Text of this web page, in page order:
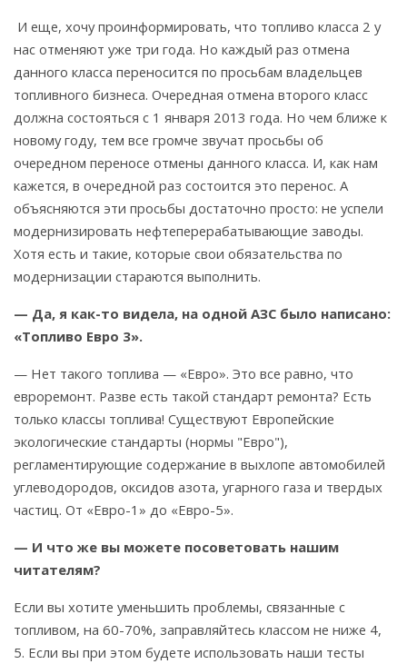
И еще, хочу проинформировать, что топливо класса 2 у
нас отменяют уже три года. Но каждый раз отмена
данного класса переносится по просьбам владельцев
топливного бизнеса. Очередная отмена второго класс
должна состояться с 1 января 2013 года. Но чем ближе к
новому году, тем все громче звучат просьбы об
очередном переносе отмены данного класса. И, как нам
кажется, в очередной раз состоится это перенос. А
объясняются эти просьбы достаточно просто: не успели
модернизировать нефтеперерабатывающие заводы.
Хотя есть и такие, которые свои обязательства по
модернизации стараются выполнить.
— Да, я как-то видела, на одной АЗС было написано:
«Топливо Евро 3».
— Нет такого топлива — «Евро». Это все равно, что
евроремонт. Разве есть такой стандарт ремонта? Есть
только классы топлива! Существуют Европейские
экологические стандарты (нормы "Евро"),
регламентирующие содержание в выхлопе автомобилей
углеводородов, оксидов азота, угарного газа и твердых
частиц. От «Евро-1» до «Евро-5».
— И что же вы можете посоветовать нашим
читателям?
Если вы хотите уменьшить проблемы, связанные с
топливом, на 60-70%, заправляйтесь классом не ниже 4,
5. Если вы при этом будете использовать наши тесты